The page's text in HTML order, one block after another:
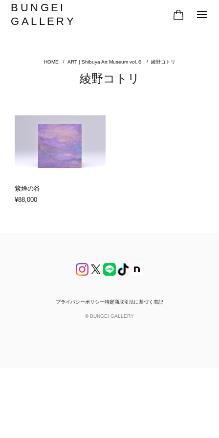
BUNGEI
GALLERY
ART | Shibuya Art Museum vol.６ 綾野コトリ
綾野コトリ
紫煙の谷
¥88,000
プライバシーポリシー特定商取引法に基づく表記
© BUNGEI GALLERY